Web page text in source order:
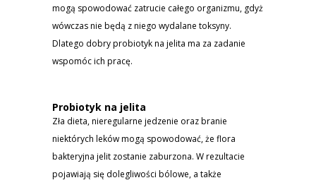
mogą spowodować zatrucie całego organizmu, gdyż
wówczas nie będą z niego wydalane toksyny.
Dlatego dobry probiotyk na jelita ma za zadanie
wspomóc ich pracę.
Probiotyk na jelita
Zła dieta, nieregularne jedzenie oraz branie
niektórych leków mogą spowodować, że flora
bakteryjna jelit zostanie zaburzona. W rezultacie
pojawiają się dolegliwości bólowe, a także